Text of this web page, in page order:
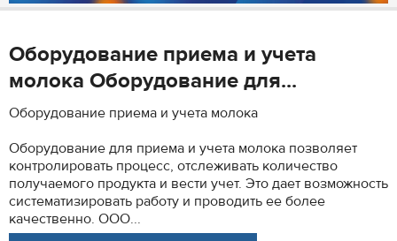
Оборудование приема и учета
молока Оборудование для...
Оборудование приема и учета молока
Оборудование для приема и учета молока позволяет
контролировать процесс, отслеживать количество
получаемого продукта и вести учет. Это дает возможность
систематизировать работу и проводить ее более
качественно. ООО...